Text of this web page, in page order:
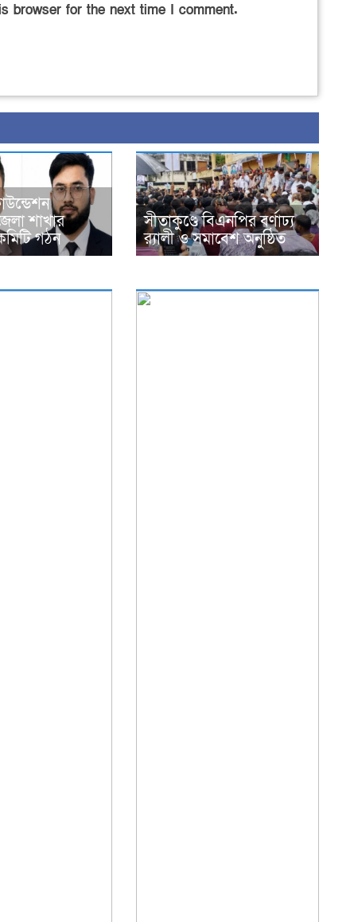
browser for the next time I comment.
শাখার
গঠন
সীতাকুণ্ডে বিএনপির বর্ণাঢ্য
র‍্যালী ও সমাবেশ অনুষ্ঠিত